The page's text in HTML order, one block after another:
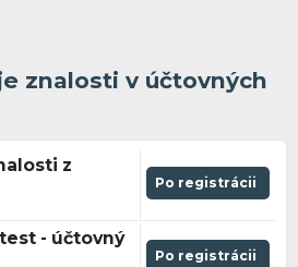
znalosti v účtovných
z
Po registrácii
- účtovný
Po registrácii